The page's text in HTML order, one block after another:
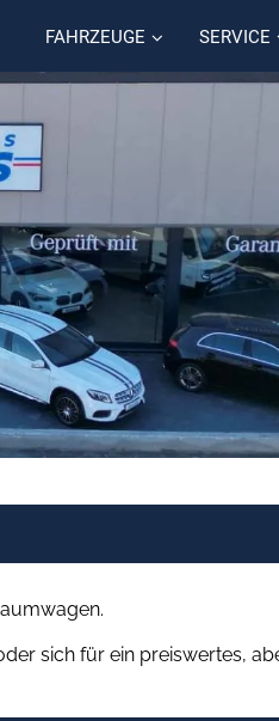
FAHRZEUGE SERVICE
sich für ein preiswertes,